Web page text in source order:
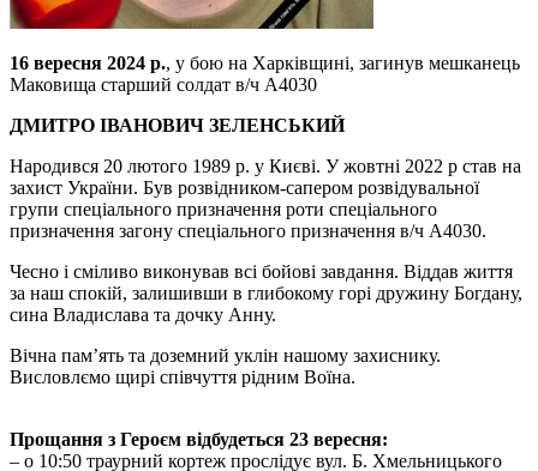
16 вересня 2024 р., у бою на Харківщині, загинув мешканець
Маковища старший солдат в/ч А4030
ДМИТРО ІВАНОВИЧ ЗЕЛЕНСЬКИЙ
Народився 20 лютого 1989 р. у Києві. У жовтні 2022 р став на
захист України. Був розвідником-сапером розвідувальної
групи спеціального призначення роти спеціального
призначення загону спеціального призначення в/ч А4030.
Чесно і сміливо виконував всі бойові завдання. Віддав життя
за наш спокій, залишивши в глибокому горі дружину Богдану,
сина Владислава та дочку Анну.
Вічна пам’ять та доземний уклін нашому захиснику.
Висловлємо щирі співчуття рідним Воїна.
Прощання з Героєм відбудеться 23 вересня:
– о 10:50 траурний кортеж прослідує вул. Б. Хмельницького